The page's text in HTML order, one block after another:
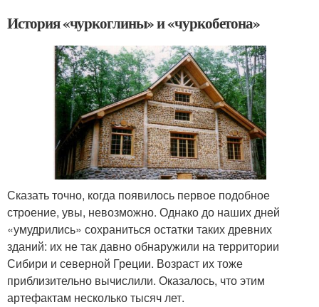
История «чуркоглины» и «чуркобетона»
Сказать точно, когда появилось первое подобное
строение, увы, невозможно. Однако до наших дней
«умудрились» сохраниться остатки таких древних
зданий: их не так давно обнаружили на территории
Сибири и северной Греции. Возраст их тоже
приблизительно вычислили. Оказалось, что этим
артефактам несколько тысяч лет.